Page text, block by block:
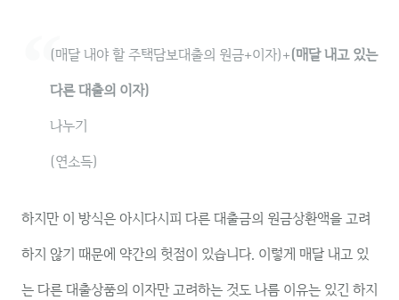
(매달 내야 할 주택담보대출의 원금+이자)+(매달 내고 있는
다른 대출의 이자)
나누기
(연소득)
하지만 이 방식은 아시다시피 다른 대출금의 원금상환액을 고려
하지 않기 때문에 약간의 헛점이 있습니다. 이렇게 매달 내고 있
는 다른 대출상품의 이자만 고려하는 것도 나름 이유는 있긴 하지